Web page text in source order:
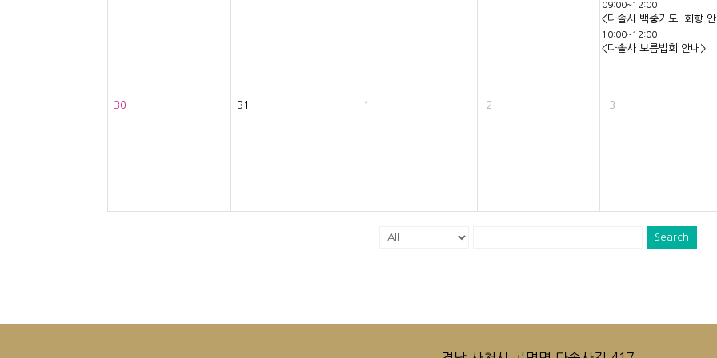
09:00~12:00
<다솔사 백중기도 회향 안
10:00~12:00
<다솔사 보름법회 안내>
30 31 1 2 3
Search